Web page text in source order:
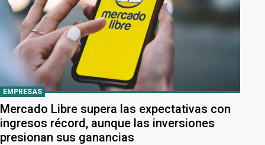
EMPRESAS
Mercado Libre supera las expectativas con
ingresos récord, aunque las inversiones
presionan sus ganancias